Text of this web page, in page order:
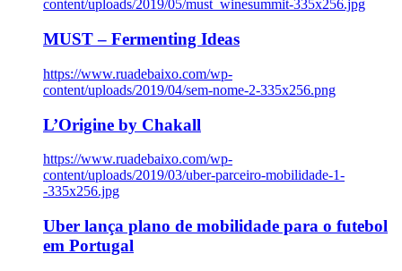
content/uploads/2019/05/must_winesummit-335x256.jpg
MUST – Fermenting Ideas
https://www.ruadebaixo.com/wp-
content/uploads/2019/04/sem-nome-2-335x256.png
L’Origine by Chakall
https://www.ruadebaixo.com/wp-
content/uploads/2019/03/uber-parceiro-mobilidade-1-
-335x256.jpg
Uber lança plano de mobilidade para o futebol
em Portugal